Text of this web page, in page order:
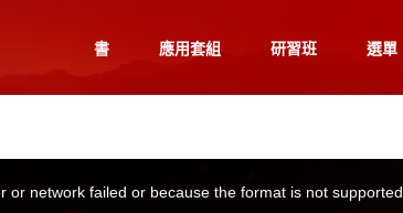
書 應用套組 研習班 選單
network failed or because the format is not supported.